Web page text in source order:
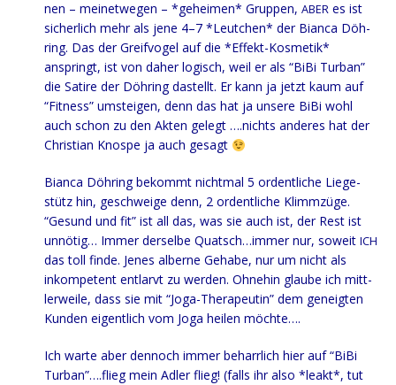
nen – mei­net­we­gen – *gehei­men* Grup­pen, ABER es ist
sicher­lich mehr als jene 4–7 *Leut­chen* der Bian­ca Döh­
ring. Das der Greif­vo­gel auf die *Effekt-Kos­me­tik*
anspringt, ist von daher logisch, weil er als “BiBi Tur­ban”
die Sati­re der Döh­ring dastellt. Er kann ja jetzt kaum auf
“Fit­ness” umstei­gen, denn das hat ja unse­re BiBi wohl
auch schon zu den Akten gelegt ….nichts ande­res hat der
Chris­ti­an Knos­pe ja auch gesagt
Bian­ca Döh­ring bekommt nicht­mal 5 ordent­li­che Lie­ge­
stütz hin, geschwei­ge denn, 2 ordent­li­che Klimm­zü­ge.
“Gesund und fit” ist all das, was sie auch ist, der Rest ist
unnö­tig… Immer der­sel­be Quatsch…immer nur, soweit ICH
das toll fin­de. Jenes alber­ne Geha­be, nur um nicht als
inkom­pe­tent ent­larvt zu wer­den. Ohne­hin glau­be ich mitt­
ler­wei­le, dass sie mit “Joga-The­ra­peu­tin” dem geneig­ten
Kun­den eigent­lich vom Joga hei­len möchte….
Ich war­te aber den­noch immer beharr­lich hier auf “BiBi
Turban”….flieg mein Adler flieg! (falls ihr also *leakt*, tut